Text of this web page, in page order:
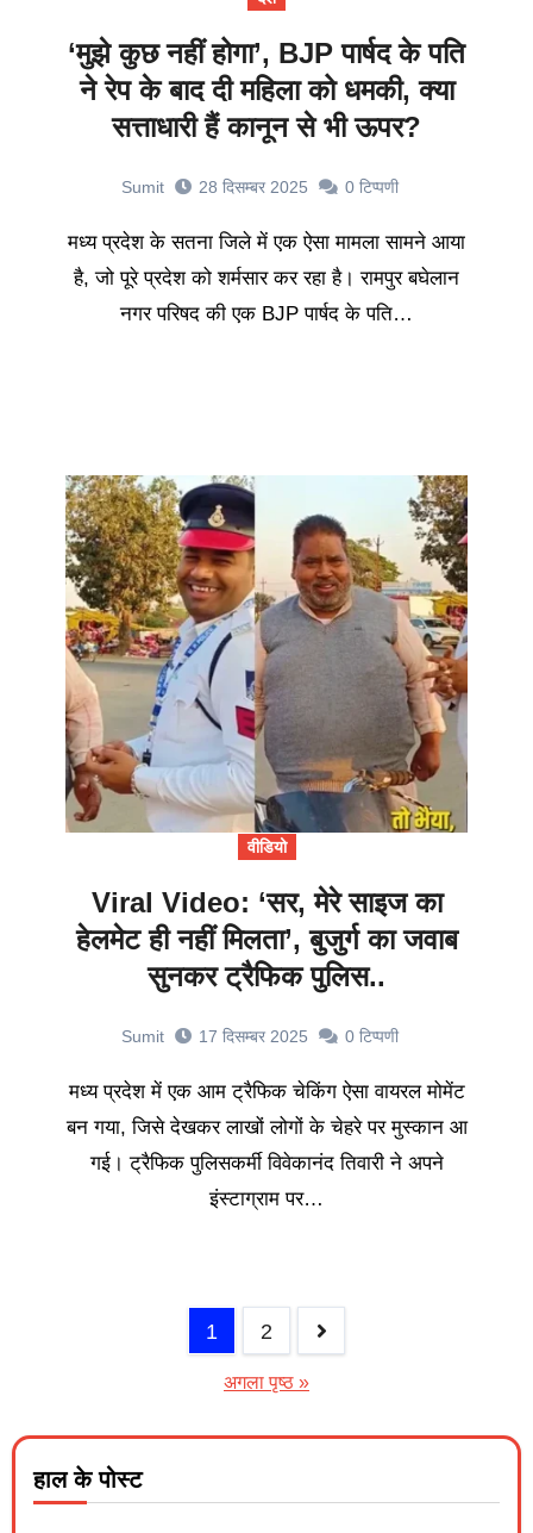
‘मुझे कुछ नहीं होगा’, BJP पार्षद के पति
ने रेप के बाद दी महिला को धमकी, क्या
सत्ताधारी हैं कानून से भी ऊपर?
Sumit 28 दिसम्बर 2025 0 टिप्पणी
मध्य प्रदेश के सतना जिले में एक ऐसा मामला सामने आया
है, जो पूरे प्रदेश को शर्मसार कर रहा है। रामपुर बघेलान
नगर परिषद की एक BJP पार्षद के पति…
वीडियो
Viral Video: ‘सर, मेरे साइज का
हेलमेट ही नहीं मिलता’, बुजुर्ग का जवाब
सुनकर ट्रैफिक पुलिस..
Sumit 17 दिसम्बर 2025 0 टिप्पणी
मध्य प्रदेश में एक आम ट्रैफिक चेकिंग ऐसा वायरल मोमेंट
बन गया, जिसे देखकर लाखों लोगों के चेहरे पर मुस्कान आ
गई। ट्रैफिक पुलिसकर्मी विवेकानंद तिवारी ने अपने
इंस्टाग्राम पर…
1 2
अगला पृष्ठ »
हाल के पोस्ट